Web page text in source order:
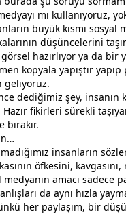
mı kullanıyoruz,
büyük kısmı
düşüncelerini
görsel hazırlıyor ya da
kopyala yapıştır
geliyoruz.
dediğimiz şey,
fikirleri sürekli
bırakır.
insanların
öfkesini,
medyanın amacı sadece
da aynı hızla
her paylaşım, bir